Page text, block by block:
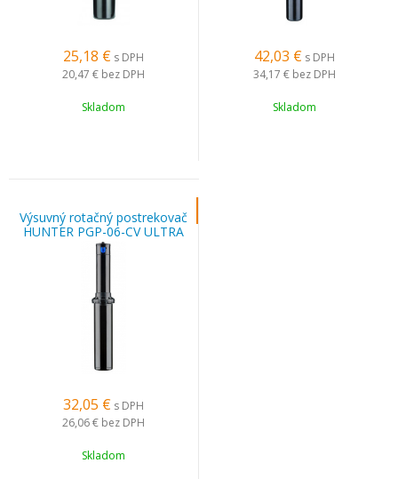
25,18 € s DPH
20,47 € bez DPH
Skladom
42,03 € s DPH
34,17 € bez DPH
Skladom
Výsuvný rotačný postrekovač
HUNTER PGP-06-CV ULTRA
32,05 € s DPH
26,06 € bez DPH
Skladom